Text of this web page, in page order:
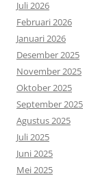
Juli 2026
Februari 2026
Januari 2026
Desember 2025
November 2025
Oktober 2025
September 2025
Agustus 2025
Juli 2025
Juni 2025
Mei 2025